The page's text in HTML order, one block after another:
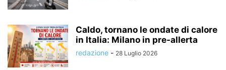
Caldo, tornano le ondate di calore
in Italia: Milano in pre-allerta
redazione - 28 Luglio 2026